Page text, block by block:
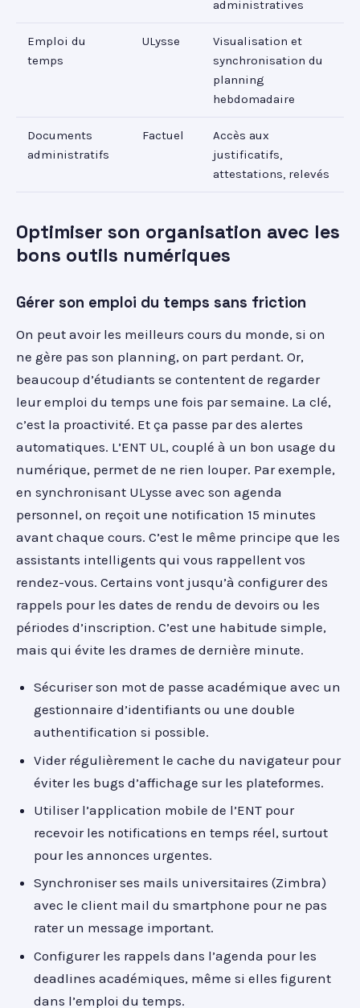
administratives
Emploi du
temps
ULysse
Visualisation et
synchronisation du
planning
hebdomadaire
Documents
administratifs
Factuel
Accès aux
justificatifs,
attestations, relevés
Optimiser son organisation avec les
bons outils numériques
Gérer son emploi du temps sans friction
On peut avoir les meilleurs cours du monde, si on
ne gère pas son planning, on part perdant. Or,
beaucoup d’étudiants se contentent de regarder
leur emploi du temps une fois par semaine. La clé,
c’est la proactivité. Et ça passe par des alertes
automatiques. L’ENT UL, couplé à un bon usage du
numérique, permet de ne rien louper. Par exemple,
en synchronisant ULysse avec son agenda
personnel, on reçoit une notification 15 minutes
avant chaque cours. C’est le même principe que les
assistants intelligents qui vous rappellent vos
rendez-vous. Certains vont jusqu’à configurer des
rappels pour les dates de rendu de devoirs ou les
périodes d’inscription. C’est une habitude simple,
mais qui évite les drames de dernière minute.
Sécuriser son mot de passe académique avec un
gestionnaire d’identifiants ou une double
authentification si possible.
Vider régulièrement le cache du navigateur pour
éviter les bugs d’affichage sur les plateformes.
Utiliser l’application mobile de l’ENT pour
recevoir les notifications en temps réel, surtout
pour les annonces urgentes.
Synchroniser ses mails universitaires (Zimbra)
avec le client mail du smartphone pour ne pas
rater un message important.
Configurer les rappels dans l’agenda pour les
deadlines académiques, même si elles figurent
dans l’emploi du temps.